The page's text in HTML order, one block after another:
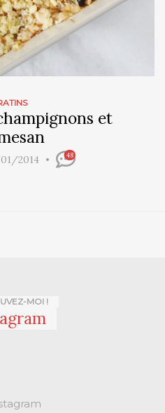
et
2014 48
MOI !